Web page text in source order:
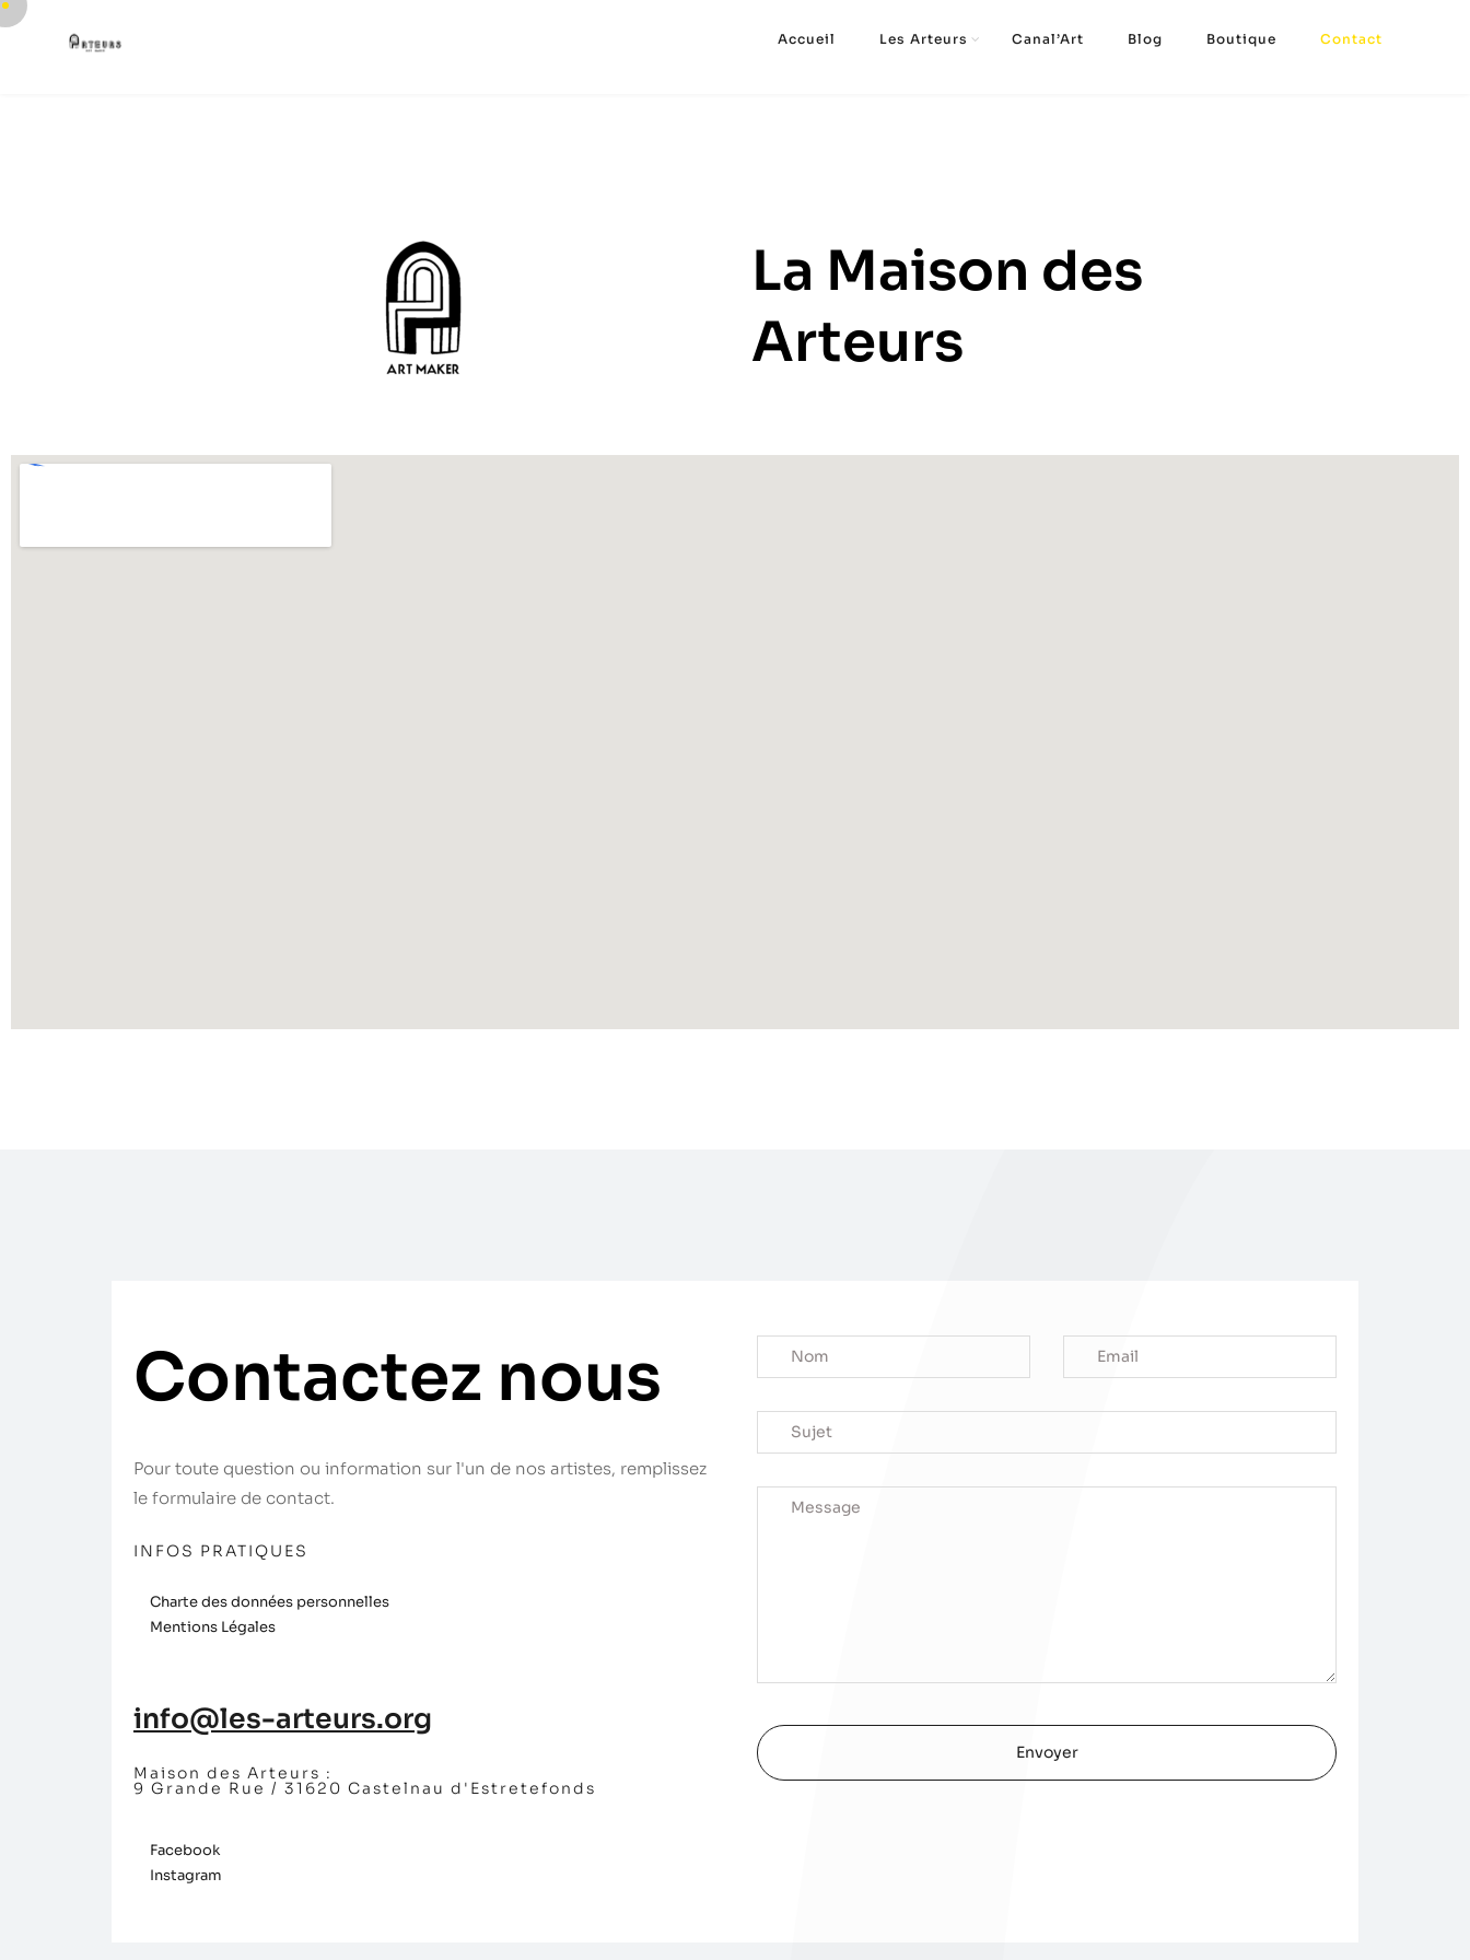
Accueil Les Arteurs Canal’Art Blog Boutique Contact
La Maison des
Arteurs
Contactez nous
Pour toute question ou information sur l'un de nos artistes, remplissez
le formulaire de contact.
INFOS PRATIQUES
Charte des données personnelles
Mentions Légales
info@les-arteurs.org
Maison des Arteurs :
9 Grande Rue / 31620 Castelnau d'Estretefonds
Facebook
Instagram